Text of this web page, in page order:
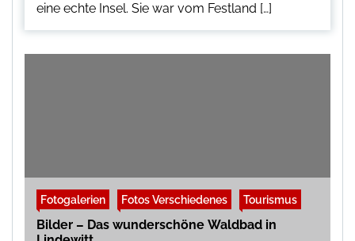
eine echte Insel. Sie war vom Festland […]
Fotogalerien Fotos Verschiedenes Tourismus
Bilder – Das wunderschöne Waldbad in